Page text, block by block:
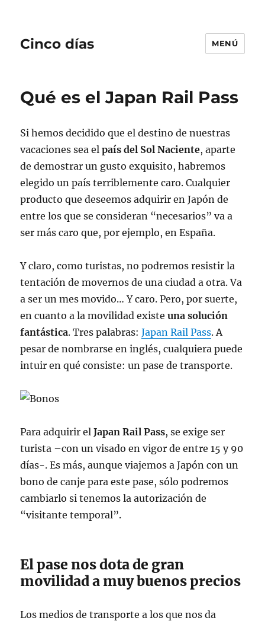
Cinco días MENÚ
Qué es el Japan Rail Pass
Si hemos decidido que el destino de nuestras
vacaciones sea elpaís del Sol Naciente, aparte
de demostrar un gusto exquisito, habremos
elegido un país terriblemente caro. Cualquier
producto que deseemos adquirir en Japón de
entre los que se consideran “necesarios” va a
ser más caro que, por ejemplo, en España.
Y claro, como turistas, no podremos resistir la
tentación de movernos de una ciudad a otra. Va
a ser un mes movido… Y caro. Pero, por suerte,
en cuanto a la movilidad existeuna solución
fantástica. Tres palabras:Japan Rail Pass. A
pesar de nombrarse en inglés, cualquiera puede
intuir en qué consiste: un pase de transporte.
Para adquirir elJapan Rail Pass, se exige ser
turista –con un visado en vigor de entre 15 y 90
días-. Es más, aunque viajemos a Japón con un
bono de canje para este pase, sólo podremos
cambiarlo si tenemos la autorización de
“visitante temporal”.
El pase nos dota de gran
movilidad a muy buenos precios
Los medios de transporte a los que nos da